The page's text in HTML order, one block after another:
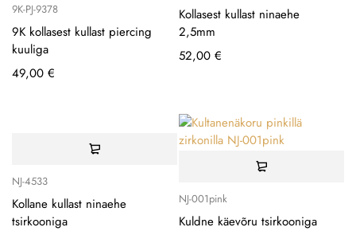
9K-PJ-9378
9K kollasest kullast piercing
kuuliga
49,00 €
Kollasest kullast ninaehe
2,5mm
52,00 €
NJ-4533
Kollane kullast ninaehe
tsirkooniga
NJ-001pink
Kuldne käevõru tsirkooniga